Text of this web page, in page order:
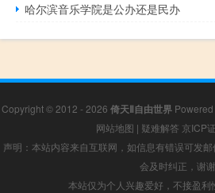
哈尔滨音乐学院是公办还是民办
Copyright © 2012 - 2026 倚天Ⅱ自由世界Powered
网站地图 | 疑难解答 京ICP
声明：本站内容来自互联网，如信息有错误可发
会及时纠正，谢谢
本站仅为个人兴趣爱好，不接盈利